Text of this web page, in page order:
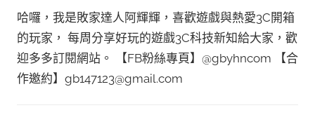
哈囉，我是敗家達人阿輝輝，喜歡遊戲與熱愛3C開箱
的玩家， 每周分享好玩的遊戲3C科技新知給大家，歡
迎多多訂閱網站。 【FB粉絲專頁】@gbyhncom 【合
作邀約】gb147123@gmail.com